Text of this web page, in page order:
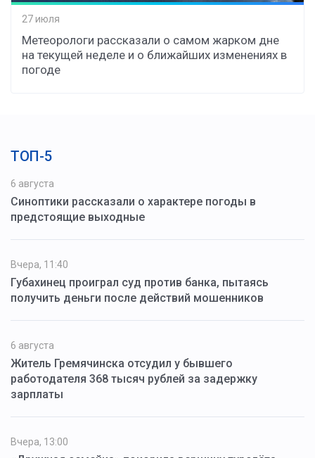
27 июля
Метеорологи рассказали о самом жарком дне
на текущей неделе и о ближайших изменениях в
погоде
ТОП-5
6 августа
Синоптики рассказали о характере погоды в
предстоящие выходные
Вчера, 11:40
Губахинец проиграл суд против банка, пытаясь
получить деньги после действий мошенников
6 августа
Житель Гремячинска отсудил у бывшего
работодателя 368 тысяч рублей за задержку
зарплаты
Вчера, 13:00